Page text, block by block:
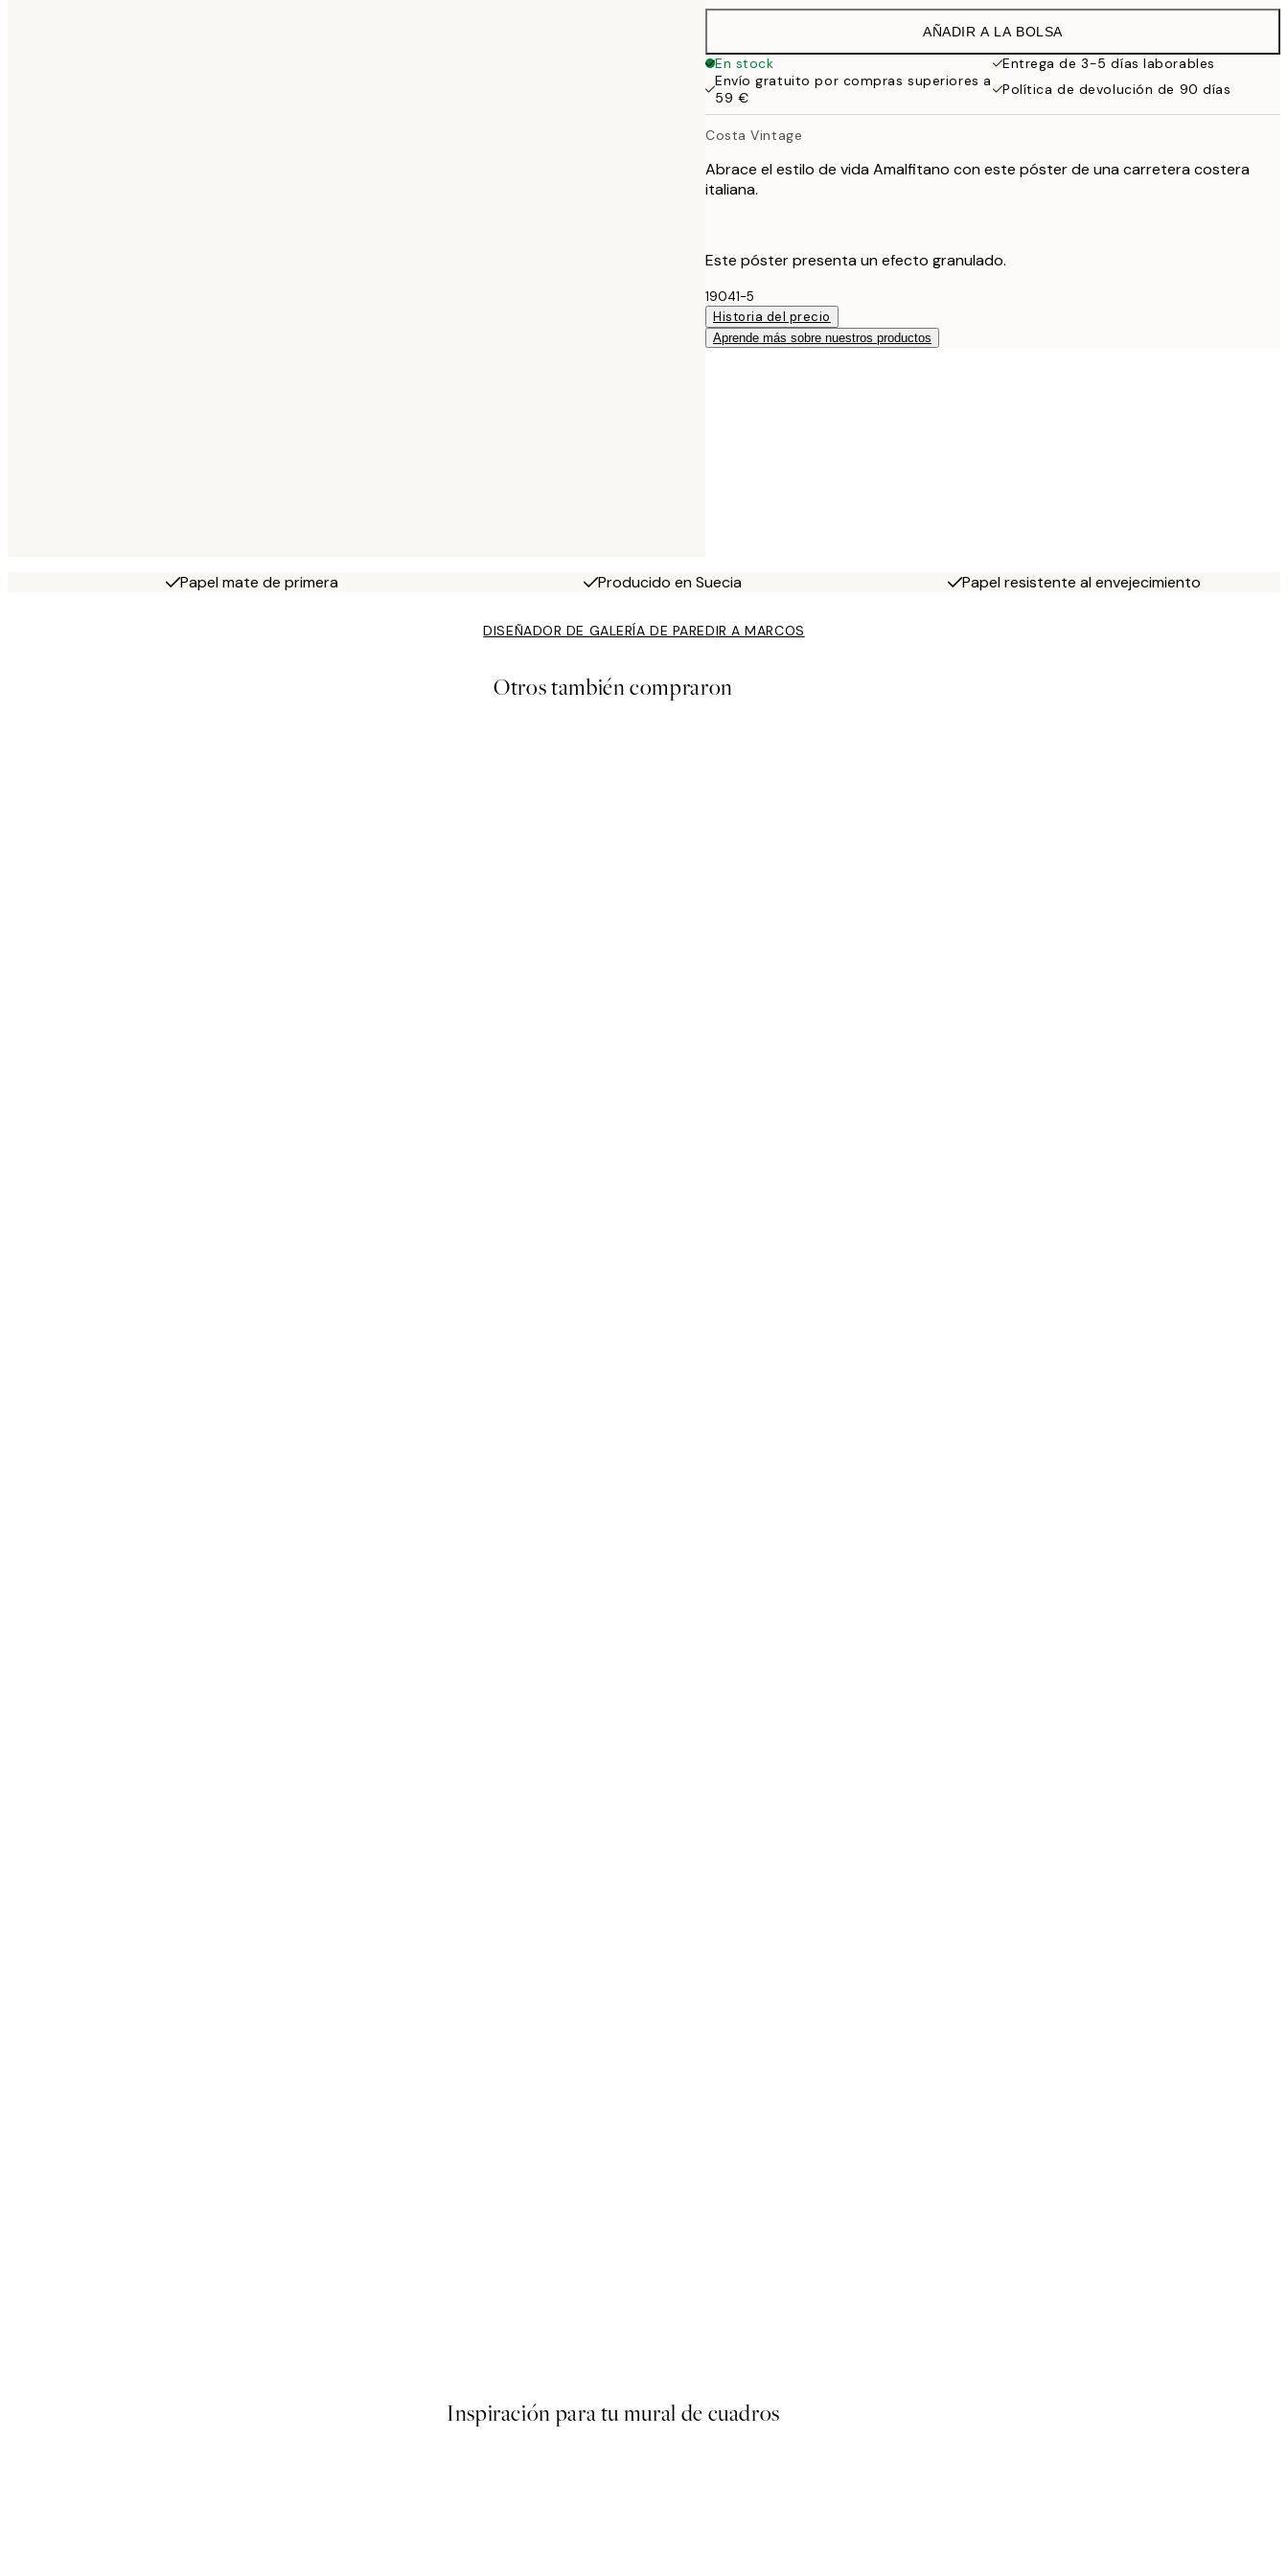
27,45 €
32,45 €
70x100 cm 24,50 €
AÑADIR A LA BOLSA
En stock
Entrega de 3-5 días laborables
Envío gratuito por compras superiores a
59 €
Política de devolución de 90 días
Costa Vintage
Abrace el estilo de vida Amalfitano con este póster de una carretera costera
italiana.
Este póster presenta un efecto granulado.
19041-5
Historia del precio
Aprende más sobre nuestros productos
Papel mate de primera Producido en Suecia Papel resistente al envejecimiento
DISEÑADOR DE GALERÍA DE PAREDIR A MARCOS
Otros también compraron
Inspiración para tu mural de cuadros